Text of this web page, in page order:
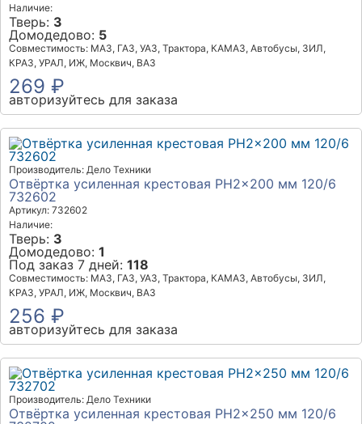
Наличие:
Тверь: 3
Домодедово: 5
Совместимость: МАЗ, ГАЗ, УАЗ, Трактора, КАМАЗ, Автобусы, ЗИЛ,
КРАЗ, УРАЛ, ИЖ, Москвич, ВАЗ
269 ₽
авторизуйтесь для заказа
Производитель: Дело Техники
Отвёртка усиленная крестовая PH2×200 мм 120/6
732602
Артикул: 732602
Наличие:
Тверь: 3
Домодедово: 1
Под заказ 7 дней: 118
Совместимость: МАЗ, ГАЗ, УАЗ, Трактора, КАМАЗ, Автобусы, ЗИЛ,
КРАЗ, УРАЛ, ИЖ, Москвич, ВАЗ
256 ₽
авторизуйтесь для заказа
Производитель: Дело Техники
Отвёртка усиленная крестовая PH2×250 мм 120/6